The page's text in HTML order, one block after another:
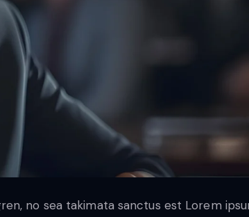
no sea takimata sanctus est Lorem